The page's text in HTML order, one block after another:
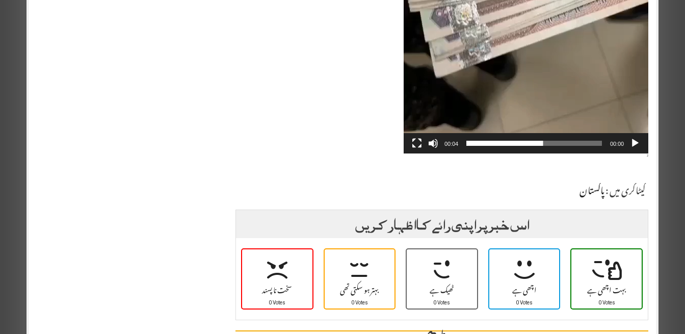
00:00
00:04
²
کیٹاگری میں :پاکستان
اس خبر پر اپنی رائے کا اظہار کریں
سخت نا پسند
0 Votes بہتر ہو سکتی تھی
0 Votes ٹھیک ہے
0 Votes اچھی ہے
0 Votes بہت اچھی ہے
0 Votes